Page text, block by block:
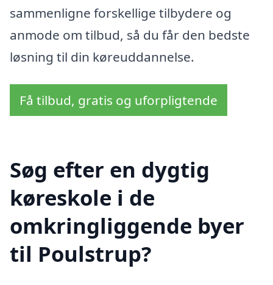
sammenligne forskellige tilbydere og
anmode om tilbud, så du får den bedste
løsning til din køreuddannelse.
Få tilbud, gratis og uforpligtende
Søg efter en dygtig
køreskole i de
omkringliggende byer
til Poulstrup?